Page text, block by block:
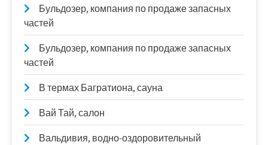
Бульдозер, компания по продаже запасных
частей
Бульдозер, компания по продаже запасных
частей
В термах Багратиона, сауна
Вай Тай, салон
Вальдивия, водно-оздоровительный